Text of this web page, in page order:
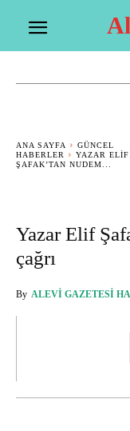
ANA SAYFA
GÜNCEL
HABERLER
YAZAR ELIF
ŞAFAK’TAN NUDEM...
Yazar Elif
çağrı
By ALEVI GAZETESI